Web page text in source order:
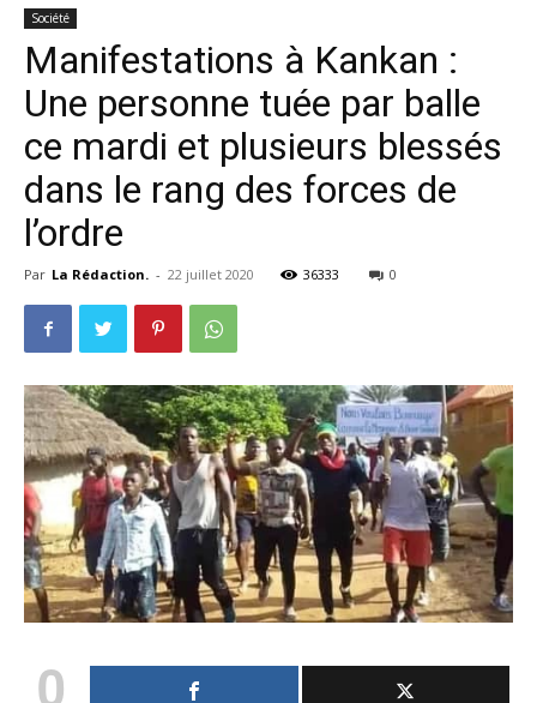
Société
Manifestations à Kankan :
Une personne tuée par balle
ce mardi et plusieurs blessés
dans le rang des forces de
l’ordre
Par La Rédaction. - 22 juillet 2020 36333 0
0